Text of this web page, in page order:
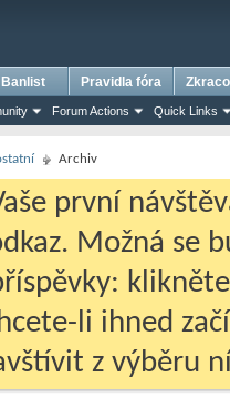
Forum Actions Quick Links
Banlist Pravidla fóra
Archiv
první
Možná se
li ihned
z výběru